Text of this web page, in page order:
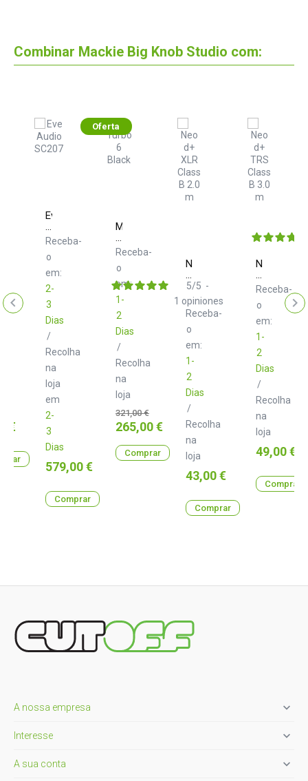
Combinar Mackie Big Knob Studio com:
€
Eve
Audio
SC
207
Receba-
o
em:
2-
3
Dias
/
Recolha
na
loja
em
2-
3
Dias
Preço
579,00 €
Comprar
Oferta
Monkey
Banana
Turbo
6
Black
Receba-
o
em:
1-
2
Dias
/
Recolha
na
loja
Preço normal
321,00 €
Preço
265,00 €
Comprar
Neo
d+
XLR
Class
B
2.0
m
Receba-
o
em:
1-
2
Dias
/
Recolha
na
loja
5/5 -
1 opiniones
Preço
43,00 €
Comprar
Neo
d+
TRS
Class
B
3.0
m
Receba-
o
em:
1-
2
Dias
/
Recolha
na
loja
Preço
49,00 €
Comprar
A nossa empresa 
Interesse 
A sua conta 